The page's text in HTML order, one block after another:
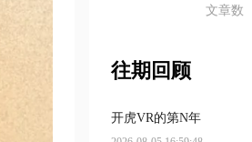
文章数
往期回顾
开虎VR的第N年